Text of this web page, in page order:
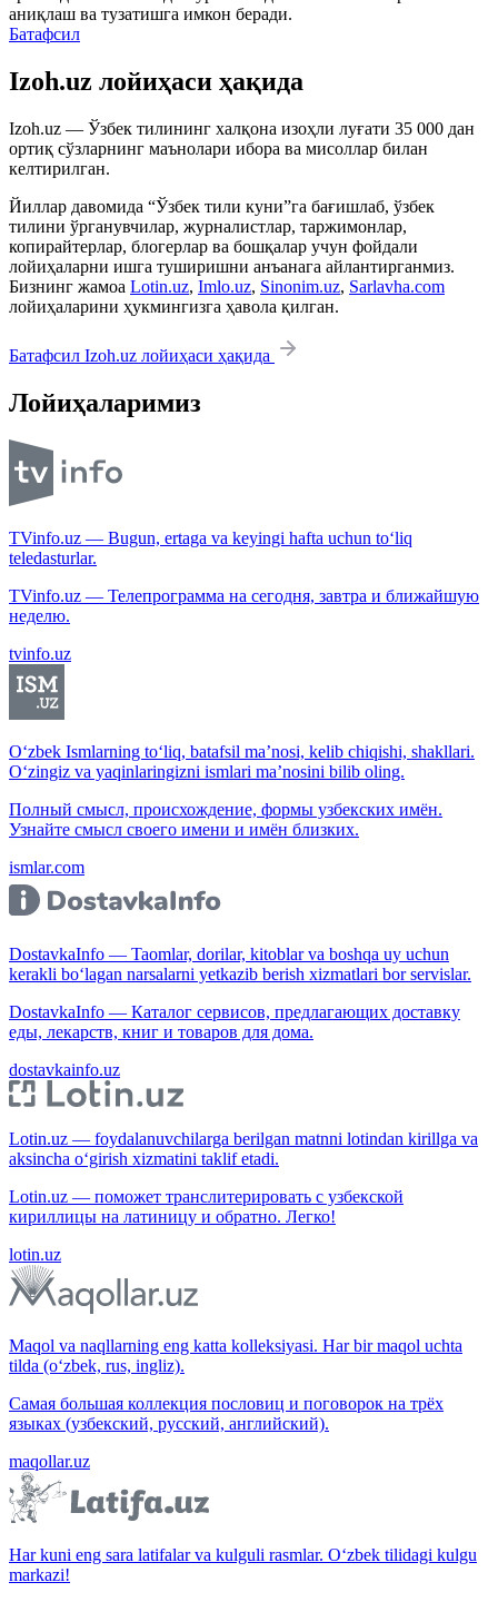
аниқлаш ва тузатишга имкон беради.
Батафсил
Izoh.uz лойиҳаси ҳақида
Izoh.uz — Ўзбек тилининг халқона изоҳли луғати 35 000 дан
ортиқ сўзларнинг маънолари ибора ва мисоллар билан
келтирилган.
Йиллар давомида “Ўзбек тили куни”га бағишлаб, ўзбек
тилини ўрганувчилар, журналистлар, таржимонлар,
копирайтерлар, блогерлар ва бошқалар учун фойдали
лойиҳаларни ишга туширишни анъанага айлантирганмиз.
Бизнинг жамоа Lotin.uz, Imlo.uz, Sinonim.uz, Sarlavha.com
лойиҳаларини ҳукмингизга ҳавола қилган.
Батафсил Izoh.uz лойиҳаси ҳақида
Лойиҳаларимиз
TVinfo.uz — Bugun, ertaga va keyingi hafta uchun to‘liq
teledasturlar.
TVinfo.uz — Телепрограмма на сегодня, завтра и ближайшую
неделю.
tvinfo.uz
O‘zbek Ismlarning to‘liq, batafsil ma’nosi, kelib chiqishi, shakllari.
O‘zingiz va yaqinlaringizni ismlari ma’nosini bilib oling.
Полный смысл, происхождение, формы узбекских имён.
Узнайте смысл своего имени и имён близких.
ismlar.com
DostavkaInfo — Taomlar, dorilar, kitoblar va boshqa uy uchun
kerakli bo‘lagan narsalarni yetkazib berish xizmatlari bor servislar.
DostavkaInfo — Каталог сервисов, предлагающих доставку
еды, лекарств, книг и товаров для дома.
dostavkainfo.uz
Lotin.uz — foydalanuvchilarga berilgan matnni lotindan kirillga va
aksincha o‘girish xizmatini taklif etadi.
Lotin.uz — поможет транслитерировать с узбекской
кириллицы на латиницу и обратно. Легко!
lotin.uz
Maqol va naqllarning eng katta kolleksiyasi. Har bir maqol uchta
tilda (o‘zbek, rus, ingliz).
Самая большая коллекция пословиц и поговорок на трёх
языках (узбекский, русский, английский).
maqollar.uz
Har kuni eng sara latifalar va kulguli rasmlar. O‘zbek tilidagi kulgu
markazi!